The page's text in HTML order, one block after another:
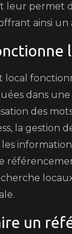
permet
ainsi
dans
des
la gestion
les
un